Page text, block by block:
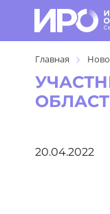
Главная
20.04.2022